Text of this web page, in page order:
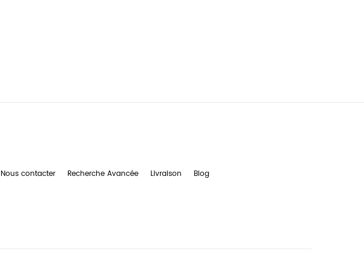
Nous contacter Recherche Avancée Livraison Blog